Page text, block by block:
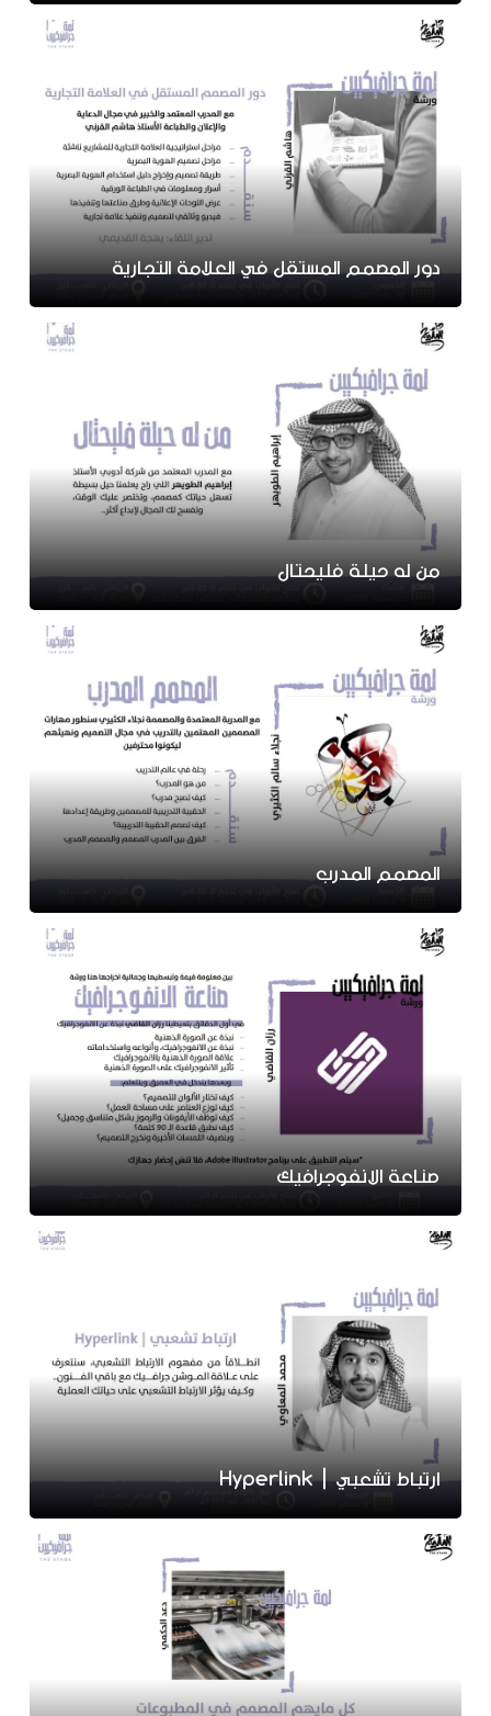
دور المصمم المستقل في العلامة التجارية
من له حيلة فليحتال
المصمم المدرب
صناعة الانفوجرافيك
ارتباط تشعبي | Hyperlink